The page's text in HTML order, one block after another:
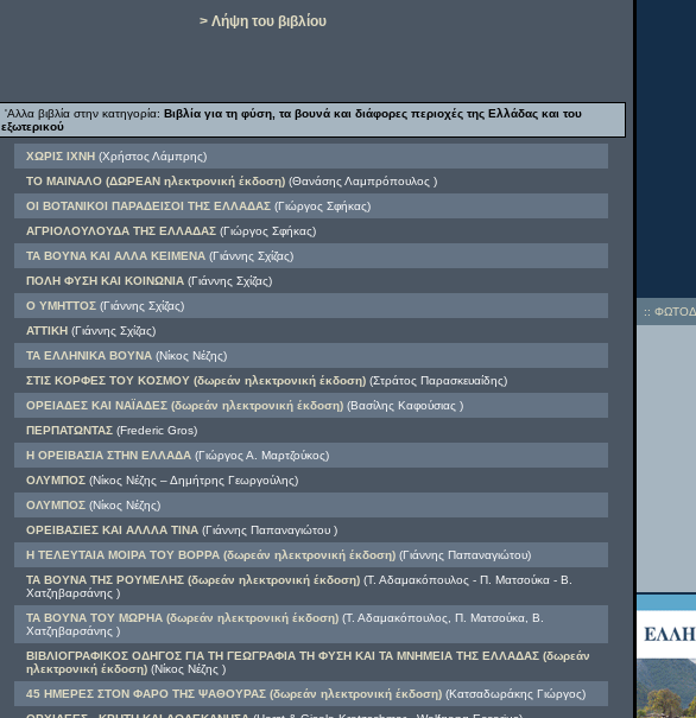
> Λήψη του βιβλίου
'Αλλα βιβλία στην κατηγορία: Βιβλία για τη φύση, τα βουνά και διάφορες περιοχές της Ελλάδας και του
εξωτερικού
ΧΩΡΙΣ ΙΧΝΗ(Χρήστος Λάμπρης)
ΤΟ ΜΑΙΝΑΛΟ (ΔΩΡΕΑΝ ηλεκτρονική έκδοση)(Θανάσης Λαμπρόπουλος )
ΟΙ ΒΟΤΑΝΙΚΟΙ ΠΑΡΑΔΕΙΣΟΙ ΤΗΣ ΕΛΛΑΔΑΣ(Γιώργος Σφήκας)
ΑΓΡΙΟΛΟΥΛΟΥΔΑ ΤΗΣ ΕΛΛΑΔΑΣ (Γιώργος Σφήκας)
ΤΑ ΒΟΥΝΑ ΚΑΙ ΑΛΛΑ ΚΕΙΜΕΝΑ(Γιάννης Σχίζας)
ΠΟΛΗ ΦΥΣΗ ΚΑΙ ΚΟΙΝΩΝΙΑ(Γιάννης Σχίζας)
Ο ΥΜΗΤΤΟΣ(Γιάννης Σχίζας)
ΑΤΤΙΚΗ(Γιάννης Σχίζας)
ΤΑ ΕΛΛΗΝΙΚΑ ΒΟΥΝΑ(Νίκος Νέζης)
ΣΤΙΣ ΚΟΡΦΕΣ ΤΟΥ ΚΟΣΜΟΥ (δωρεάν ηλεκτρονική έκδοση)(Στράτος Παρασκευαίδης)
ΟΡΕΙΑΔΕΣ ΚΑΙ ΝΑΪΑΔΕΣ (δωρεάν ηλεκτρονική έκδοση)(Βασίλης Καφούσιας )
ΠΕΡΠΑΤΩΝΤΑΣ(Frederic Gros)
Η ΟΡΕΙΒΑΣΙΑ ΣΤΗΝ ΕΛΛΑΔΑ (Γιώργος Α. Μαρτζούκος)
ΟΛΥΜΠΟΣ(Νίκος Νέζης – Δημήτρης Γεωργούλης)
ΟΛΥΜΠΟΣ(Νίκος Νέζης)
ΟΡΕΙΒΑΣΙΕΣ ΚΑΙ ΑΛΛΛΑ ΤΙΝΑ (Γιάννης Παπαναγιώτου )
Η ΤΕΛΕΥΤΑΙΑ ΜΟΙΡΑ ΤΟΥ ΒΟΡΡΑ (δωρεάν ηλεκτρονική έκδοση)(Γιάννης Παπαναγιώτου)
ΤΑ ΒΟΥΝΑ ΤΗΣ ΡΟΥΜΕΛΗΣ (δωρεάν ηλεκτρονική έκδοση)(Τ. Αδαμακόπουλος - Π. Ματσούκα - Β.
Χατζηβαρσάνης )
ΤΑ ΒΟΥΝΑ ΤΟΥ ΜΩΡΗΑ (δωρεάν ηλεκτρονική έκδοση)(Τ. Αδαμακόπουλος, Π. Ματσούκα, Β.
Χατζηβαρσάνης )
ΒΙΒΛΙΟΓΡΑΦΙΚΟΣ ΟΔΗΓΟΣ ΓΙΑ ΤΗ ΓΕΩΓΡΑΦΙΑ ΤΗ ΦΥΣΗ ΚΑΙ ΤΑ ΜΝΗΜΕΙΑ ΤΗΣ ΕΛΛΑΔΑΣ (δωρεάν
ηλεκτρονική έκδοση)(Νίκος Νέζης )
45 ΗΜΕΡΕΣ ΣΤΟΝ ΦΑΡΟ ΤΗΣ ΨΑΘΟΥΡΑΣ (δωρεάν ηλεκτρονική έκδοση)(Κατσαδωράκης Γιώργος)
::